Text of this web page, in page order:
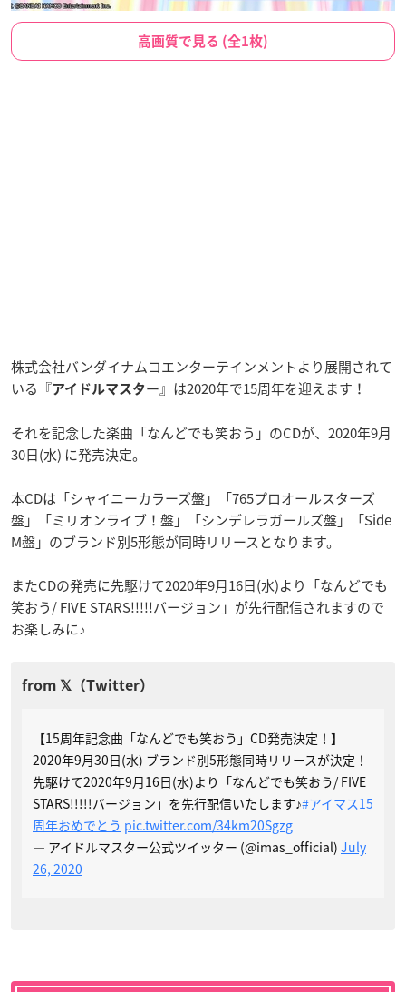
高画質で見る (全1枚)
株式会社バンダイナムコエンターテインメントより展開されて
いる『アイドルマスター』は2020年で15周年を迎えます！
それを記念した楽曲「なんどでも笑おう」のCDが、2020年9月
30日(水) に発売決定。
本CDは「シャイニーカラーズ盤」「765プロオールスターズ
盤」「ミリオンライブ！盤」「シンデレラガールズ盤」「Side
M盤」のブランド別5形態が同時リリースとなります。
またCDの発売に先駆けて2020年9月16日(水)より「なんどでも
笑おう/ FIVE STARS!!!!!バージョン」が先行配信されますので
お楽しみに♪
【15周年記念曲「なんどでも笑おう」CD発売決定！】
2020年9月30日(水) ブランド別5形態同時リリースが決定！
先駆けて2020年9月16日(水)より「なんどでも笑おう/ FIVE
STARS!!!!!バージョン」を先行配信いたします♪#アイマス15
周年おめでとう pic.twitter.com/34km20Sgzg
— アイドルマスター公式ツイッター (@imas_official) July
26, 2020